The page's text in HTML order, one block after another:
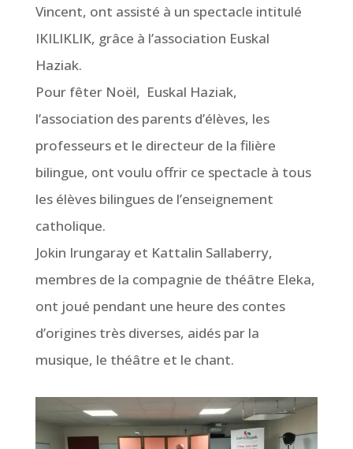
Vincent, ont assisté à un spectacle intitulé
IKILIKLIK, grâce à l’association Euskal
Haziak.
Pour fêter Noël, Euskal Haziak,
l’association des parents d’élèves, les
professeurs et le directeur de la filière
bilingue, ont voulu offrir ce spectacle à tous
les élèves bilingues de l’enseignement
catholique.
Jokin Irungaray et Kattalin Sallaberry,
membres de la compagnie de théâtre Eleka,
ont joué pendant une heure des contes
d’origines très diverses, aidés par la
musique, le théâtre et le chant.